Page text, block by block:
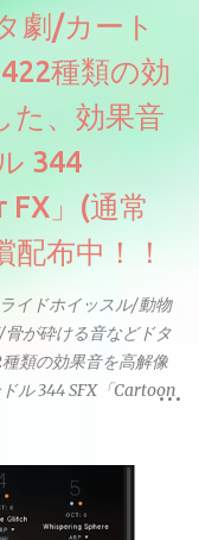
劇/カート
種類の効
た、効果音
344
」(通常
布中！！
イドホイッスル/動物
が砕ける音などドタ
類の効果音を高解像
ル 344 SFX「Cartoon